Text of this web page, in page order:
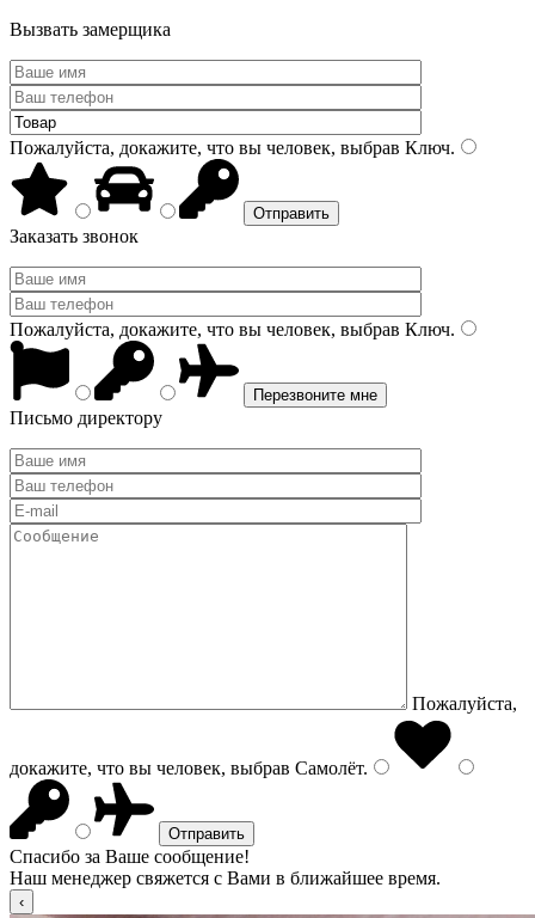
Вызвать замерщика
Пожалуйста, докажите, что вы человек, выбрав Ключ.
Заказать звонок
Пожалуйста, докажите, что вы человек, выбрав Ключ.
Письмо директору
Пожалуйста,
докажите, что вы человек, выбрав Самолёт.
Спасибо за Ваше сообщение!
Наш менеджер свяжется с Вами в ближайшее время.